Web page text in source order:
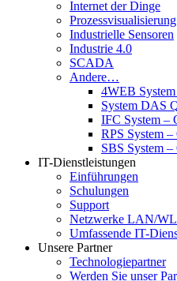
Internet der Dinge
Prozessvisualisierung
Industrielle Sensoren
Industrie 4.0
SCADA
Andere…
4WEB
System DAS
IFC System –
RPS System –
SBS System –
IT-Dienstleistungen
Einführungen
Schulungen
Support
Netzwerke LAN/
Umfassende IT-
Unsere Partner
Technologiepartner
Werden Sie unser